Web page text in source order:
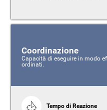
Coordinazione
Capacità di eseguire in modo
ordinati.
Tempo di Reazione